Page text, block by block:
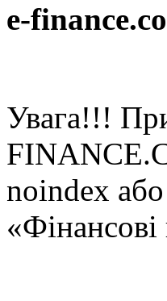
e-
Увaгa!!!
noindex